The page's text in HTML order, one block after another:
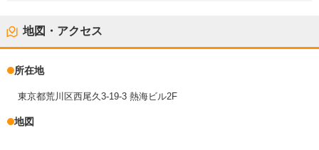
地図・アクセス
所在地
東京都荒川区西尾久3-19-3 熱海ビル2F
地図